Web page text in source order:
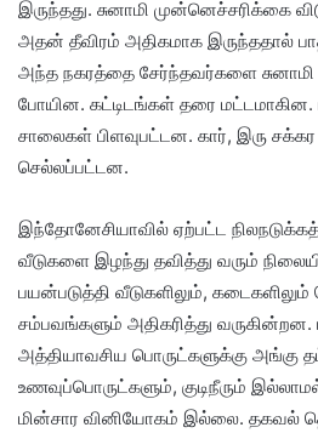
இருந்தது. சுனாமி முன்னெச்சரிக்கை
அதன் தீவிரம் அதிகமாக இருந்ததால்
அந்த நகரத்தை சேர்ந்தவர்களை
போயின. கட்டிடங்கள் தரை
சாலைகள் பிளவுபட்டன. கார், இரு
செல்லப்பட்டன.
இந்தோனேசியாவில் ஏற்பட்ட
வீடுகளை இழந்து தவித்து வரும்
பயன்படுத்தி வீடுகளிலும்,
சம்பவங்களும் அதிகரித்து
அத்தியாவசிய பொருட்களுக்கு அங்கு
உணவுப்பொருட்களும், குடிநீரும்
மின்சார வினியோகம் இல்லை. தகவல்